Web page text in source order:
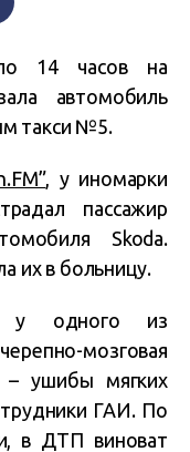
14 часов на
автомобиль
такси №5.
, у иномарки
пассажир
Skoda.
их в больницу.
у одного из
мозговая
– ушибы мягких
ГАИ. По
в ДТП виноват